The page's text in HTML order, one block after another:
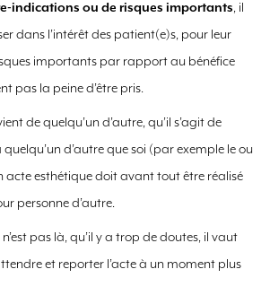
indications ou de risques importants, il
dans l’intérêt des patient(e)s, pour leur
importants par rapport au bénéfice
pas la peine d’être pris.
de quelqu’un d’autre, qu’il s’agit de
d’autre que soi (par exemple le ou
acte esthétique doit avant tout être réalisé
personne d’autre.
pas là, qu’il y a trop de doutes, il vaut
et reporter l’acte à un moment plus